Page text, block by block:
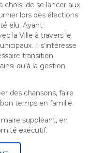
choisi de se lancer aux
lors des élections
élu. Ayant
la Ville à travers le
Il s’intéresse
transition
qu’à la gestion
des chansons, faire
temps en famille.
suppléant, en
exécutif.